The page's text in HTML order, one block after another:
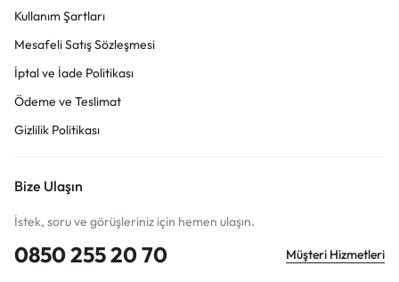
Kullanım Şartları
Mesafeli Satış Sözleşmesi
İptal ve İade Politikası
Ödeme ve Teslimat
Gizlilik Politikası
Bize Ulaşın
İstek, soru ve görüşleriniz için hemen ulaşın.
0850 255 20 70 Müşteri Hizmetleri